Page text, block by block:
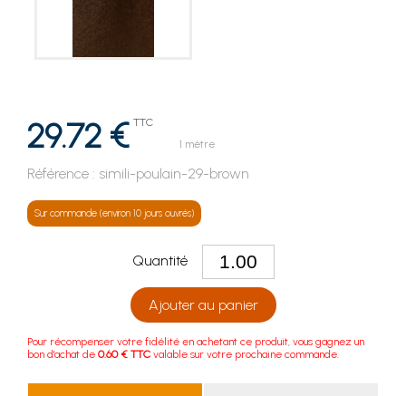
29.72 € TTC
1 mètre
Référence : simili-poulain-29-brown
Sur commande (environ 10 jours ouvrés)
Quantité
Ajouter au panier
Pour récompenser votre fidélité en achetant ce produit, vous gagnez un
bon d'achat de 0.60 € TTC valable sur votre prochaine commande.